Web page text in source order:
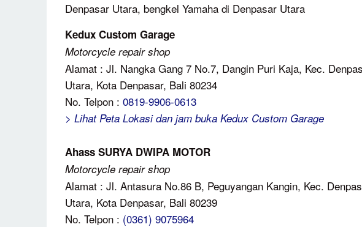
Denpasar Utara, bengkel Yamaha di Denpasar Utara
Kedux Custom Garage
Motorcycle repair shop
Alamat : Jl. Nangka Gang 7 No.7, Dangin Puri Kaja, Kec.
Utara, Kota Denpasar, Bali 80234
No. Telpon : 0819-9906-0613
> Lihat Peta Lokasi dan jam buka Kedux Custom Garage
Ahass SURYA DWIPA MOTOR
Motorcycle repair shop
Alamat : Jl. Antasura No.86 B, Peguyangan Kangin, Kec.
Utara, Kota Denpasar, Bali 80239
No. Telpon : (0361) 9075964